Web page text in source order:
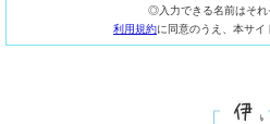
◎入力できる名前はそれ
利用規約に同意のうえ、本サイ